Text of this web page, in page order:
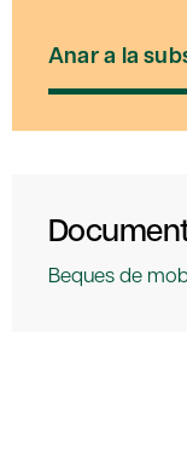
Anar a la
Beques de